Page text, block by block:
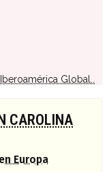
Global..
CAROLINA
Europa